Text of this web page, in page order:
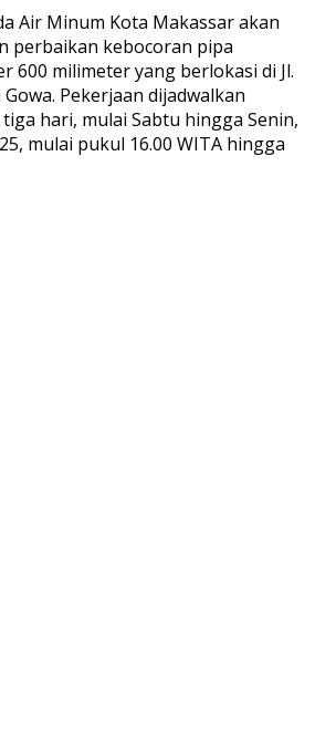
Air Minum Kota Makassar akan
perbaikan kebocoran pipa
600 milimeter yang berlokasi di Jl.
Pekerjaan dijadwalkan
hari, mulai Sabtu hingga Senin,
mulai pukul 16.00 WITA hingga